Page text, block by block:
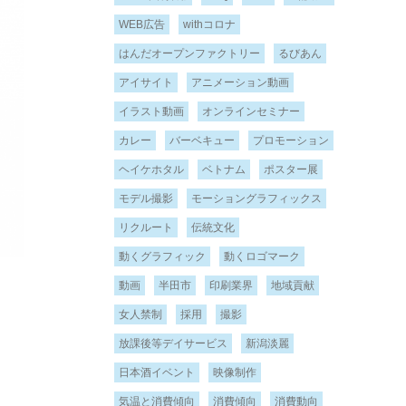
WEB広告 withコロナ
はんだオープンファクトリー るびあん
アイサイト アニメーション動画
イラスト動画 オンラインセミナー
カレー バーベキュー プロモーション
ヘイケホタル ベトナム ポスター展
モデル撮影 モーショングラフィックス
リクルート 伝統文化
動くグラフィック 動くロゴマーク
動画 半田市 印刷業界 地域貢献
女人禁制 採用 撮影
放課後等デイサービス 新潟淡麗
日本酒イベント 映像制作
気温と消費傾向 消費傾向 消費動向